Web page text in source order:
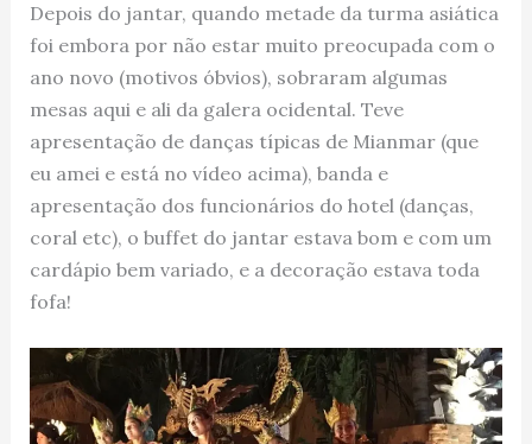
Depois do jantar, quando metade da turma asiática
foi embora por não estar muito preocupada com o
ano novo (motivos óbvios), sobraram algumas
mesas aqui e ali da galera ocidental. Teve
apresentação de danças típicas de Mianmar (que
eu amei e está no vídeo acima), banda e
apresentação dos funcionários do hotel (danças,
coral etc), o buffet do jantar estava bom e com um
cardápio bem variado, e a decoração estava toda
fofa!